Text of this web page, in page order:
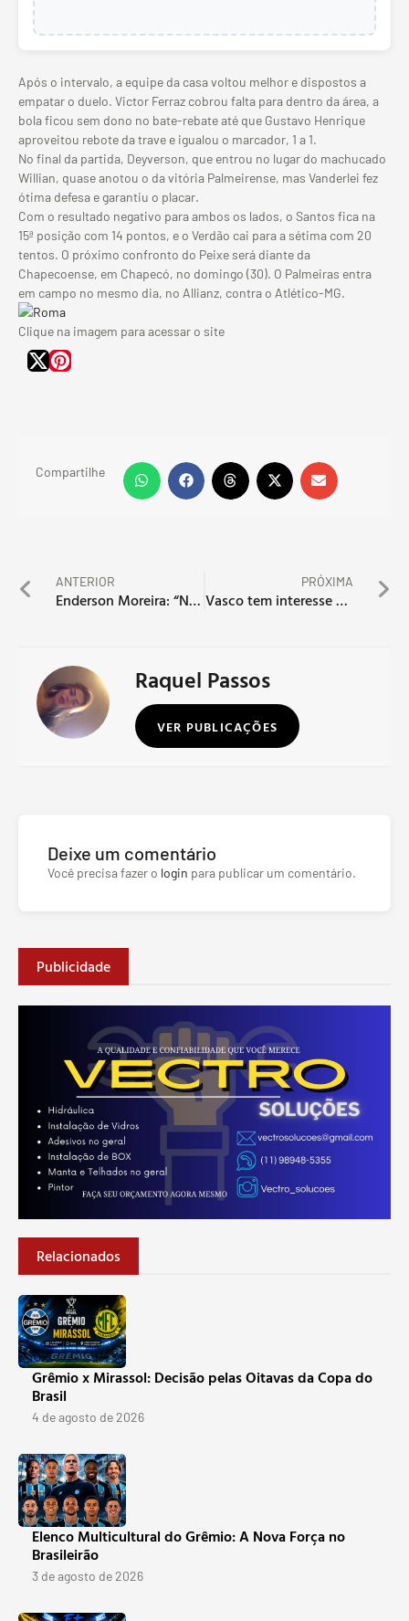
Após o intervalo, a equipe da casa voltou melhor e dispostos a
empatar o duelo. Victor Ferraz cobrou falta para dentro da área, a
bola ficou sem dono no bate-rebate até que Gustavo Henrique
aproveitou rebote da trave e igualou o marcador, 1 a 1.
No final da partida, Deyverson, que entrou no lugar do machucado
Willian, quase anotou o da vitória Palmeirense, mas Vanderlei fez
ótima defesa e garantiu o placar.
Com o resultado negativo para ambos os lados, o Santos fica na
15ª posição com 14 pontos, e o Verdão cai para a sétima com 20
tentos. O próximo confronto do Peixe será diante da
Chapecoense, em Chapecó, no domingo (30). O Palmeiras entra
em campo no mesmo dia, no Allianz, contra o Atlético-MG.
Clique na imagem para acessar o site
Compartilhe
ANTERIOR
Enderson Moreira: “Não temos que lamentar”
PRÓXIMA
Vasco tem interesse em meia do Sport
Raquel Passos
VER PUBLICAÇÕES
Deixe um comentário
Você precisa fazer o login para publicar um comentário.
Publicidade
Relacionados
Grêmio x Mirassol: Decisão pelas Oitavas da Copa do
Brasil
4 de agosto de 2026
Elenco Multicultural do Grêmio: A Nova Força no
Brasileirão
3 de agosto de 2026